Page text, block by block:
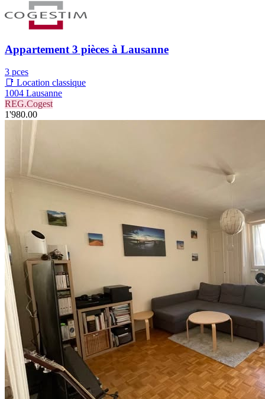
Appartement 3 pièces à Lausanne
3 pces
📑 Location classique
1004 Lausanne
REG.Cogest
1'980.00